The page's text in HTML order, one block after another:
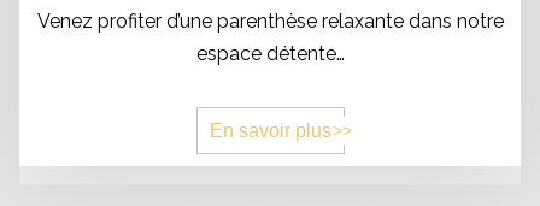
Venez profiter d’une parenthèse relaxante dans notre
espace détente…
En savoir plus